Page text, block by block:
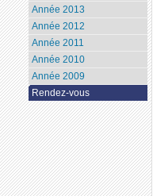
Année 2013
Année 2012
Année 2011
Année 2010
Année 2009
Rendez-vous